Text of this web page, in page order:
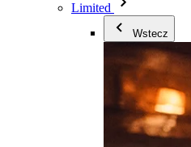
Limited
Wstecz